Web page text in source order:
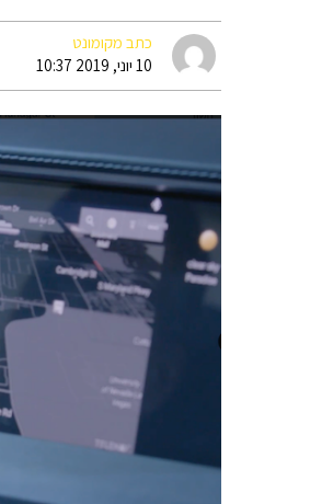
כתב מקומונט
10 יוני, 2019 10:37